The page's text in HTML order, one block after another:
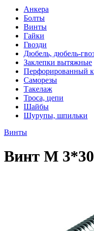
Анкера
Болты
Винты
Гайки
Гвозди
Дюбель, дюбель-
Заклепки вытяжные
Перфорированный
Саморезы
Такелаж
Троса, цепи
Шайбы
Шурупы, шпильки
Винты
Винт М